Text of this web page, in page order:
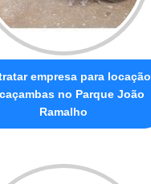
empresa para locação
no Parque João
Ramalho